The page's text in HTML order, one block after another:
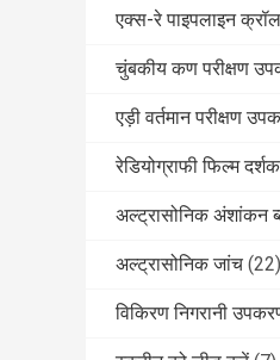
एक्स-रे पाइपलाइन
चुंबकीय कण परीक्षण
एड़ी वर्तमान परीक्षण
रेडियोग्राफी फिल्म दर्शक
अल्ट्रासोनिक अंशांकन
अल्ट्रासोनिक जांच (22)
विकिरण निगरानी